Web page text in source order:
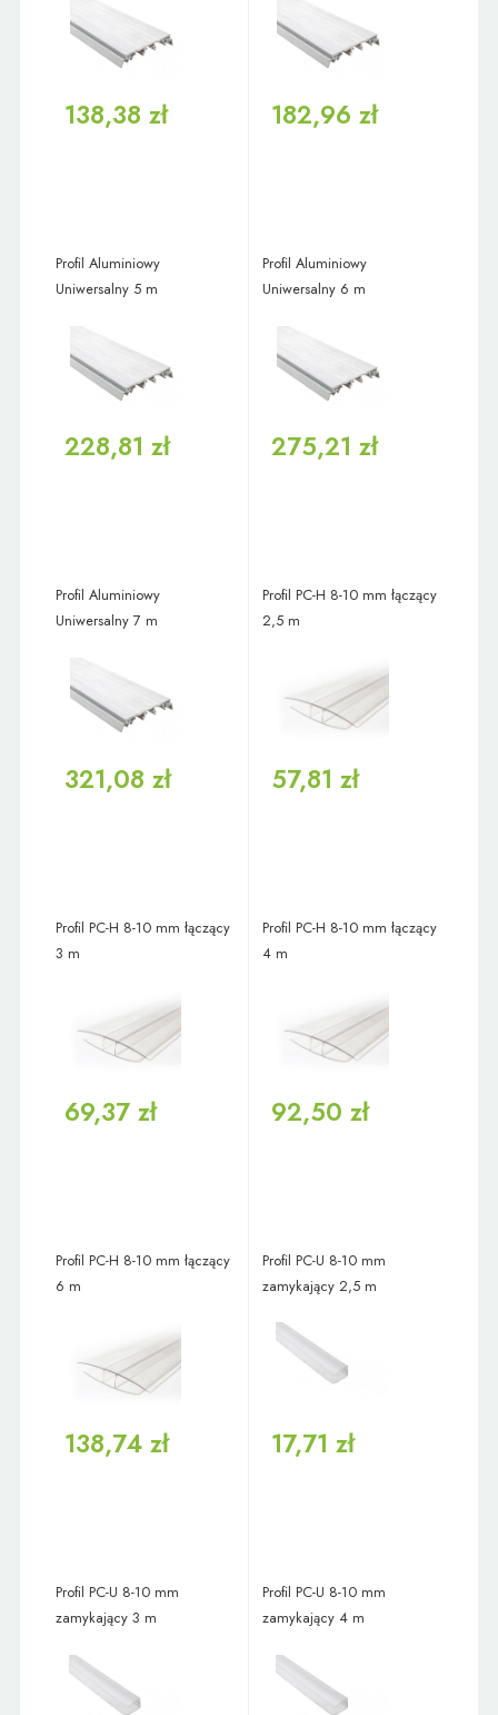
138,38 zł 182,96 zł
Profil Aluminiowy
Uniwersalny 5 m
228,81 zł
Profil Aluminiowy
Uniwersalny 6 m
275,21 zł
Profil Aluminiowy
Uniwersalny 7 m
321,08 zł
Profil PC-H 8-10 mm łączący
2,5 m
57,81 zł
Profil PC-H 8-10 mm łączący
3 m
69,37 zł
Profil PC-H 8-10 mm łączący
4 m
92,50 zł
Profil PC-H 8-10 mm łączący
6 m
138,74 zł
Profil PC-U 8-10 mm
zamykający 2,5 m
17,71 zł
Profil PC-U 8-10 mm
zamykający 3 m
Profil PC-U 8-10 mm
zamykający 4 m